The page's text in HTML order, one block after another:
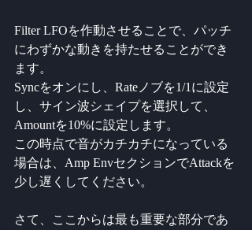
Filter LFOを作動させることで、パッチ
にわずかな動きを持たせることができ
ます。
Syncをオンにし、Rateノブを1/1に設定
し、サイン波シェイプを選択して、
Amountを10%に設定します。
この時点で音がカチカチになっている
場合は、Amp EnvセクションでAttackを
少し遅くしてください。
さて、ここからは最も重要な部分であ